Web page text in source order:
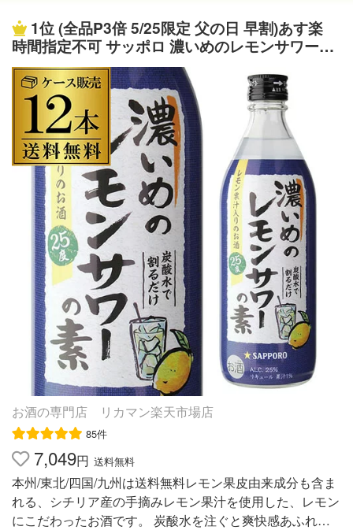
ラッドオレンジ【赤】 鮮やかなブラッドオレンジがボト
ルの美しさを引き立てます。 ■フルーツ系リキュール ■名
称：シンデレラ シュー ウォッカ ブラッドオレンジ ■内容
量：350ml ■アルコール度数：15度 ■メーカー：ナンネル
社 【C】アプリコット【橙】 琥珀色のフルーティーなア
プリコットリキュールが詰められた1本です。 ■フルーツ
系リキュール ■名称：シンデレラ シュー ウォッカ アプリ
コット ■内容量：350ml ■アルコール度数：15度 ■メーカ
ー：ナンネル社 【D】キウイ【緑】 珍しいキウイの風味
が楽しめるリキュールです。 ■フルーツ系リキュール ■名
称：シンデレラ シュー ウォッカ キウイ ■内容量：350ml
■アルコール度数：15度 ■メーカー：ナンネル社 【E】キ
ュラソー【青】 キュラソーの爽やかな香りと鮮やかなブ
ルーの色合いが特徴です。 ■フルーツ系リキュール ■名
称：シンデレラ シュー ウォッカ キュラソー ■内容量：35
0ml ■アルコール度数：15度 ■メーカー：ナンネル社
【F】レッドカシス【紫】 カシスのリキュールを詰め、エ
レガントな雰囲気に。 ■フルーツ系リキュール ■名称：シ
ンデレラ シュー ウォッカ レッドカシス ■内容量：350ml
■アルコール度数：16度 ■メーカー：ナンネル社 【G】メ
ロン【白】 ウォッカベースにメロンの風味を配合して作
られた1本。 ■フルーツ系リキュール ■名称：シンデレラ
シュー ウォッカ メロン ■内容量：350ml ■アルコール度
数：15度 ■メーカー：ナンネル社 【ご注意】本商品は平
らに寝かせた状態で保管されますと、一部キャップ部から
液漏れする場合が御座います。当店保管時や商品発送時は
立てた状態を保ち液漏れしていない商品を発送をしており
1位(全品P3倍 5/25限定 父の日 早割)あす楽
時間指定不可 サッポロ 濃いめのレモンサワーの
素 25度 500ml ×12本 1本あたり550円(税別) 送
料無料 シチリア産 レモン果汁 使用 RSL
お酒の専門店 リカマン楽天市場店
85件
7,049円 送料無料
本州/東北/四国/九州は送料無料レモン果皮由来成分も含ま
れる、シチリア産の手摘みレモン果汁を使用した、レモン
にこだわったお酒です。 炭酸水を注ぐと爽快感あふれる